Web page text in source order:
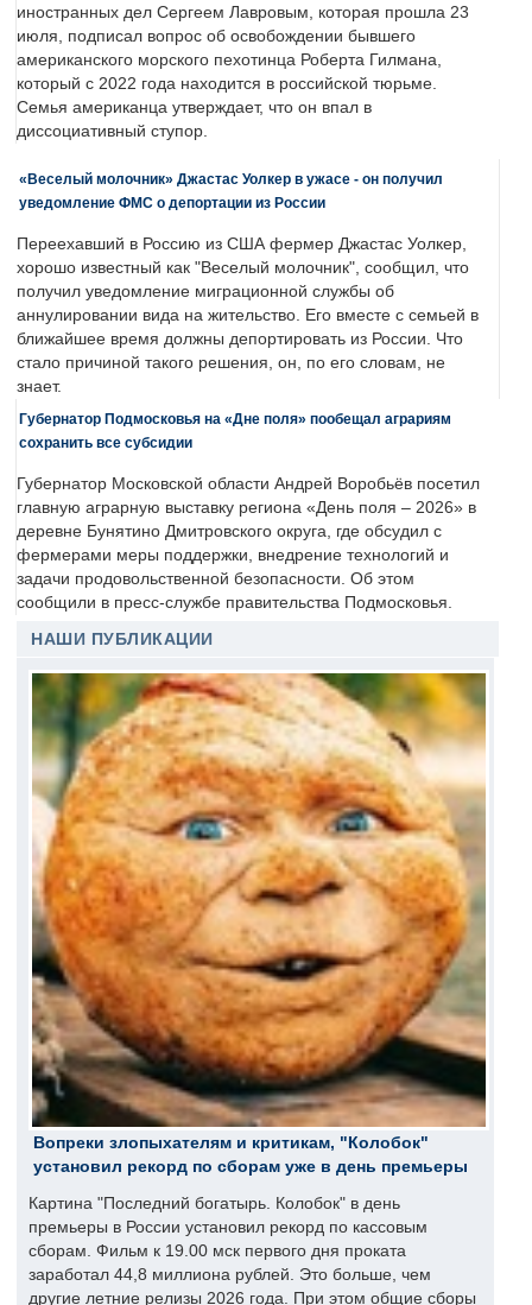
иностранных дел Сергеем Лавровым, которая прошла 23
июля, подписал вопрос об освобождении бывшего
американского морского пехотинца Роберта Гилмана,
который с 2022 года находится в российской тюрьме.
Семья американца утверждает, что он впал в
диссоциативный ступор.
«Веселый молочник» Джастас Уолкер в ужасе - он получил
уведомление ФМС о депортации из России
Переехавший в Россию из США фермер Джастас Уолкер,
хорошо известный как "Веселый молочник", сообщил, что
получил уведомление миграционной службы об
аннулировании вида на жительство. Его вместе с семьей в
ближайшее время должны депортировать из России. Что
стало причиной такого решения, он, по его словам, не
знает.
Губернатор Подмосковья на «Дне поля» пообещал аграриям
сохранить все субсидии
Губернатор Московской области Андрей Воробьёв посетил
главную аграрную выставку региона «День поля – 2026» в
деревне Бунятино Дмитровского округа, где обсудил с
фермерами меры поддержки, внедрение технологий и
задачи продовольственной безопасности. Об этом
сообщили в пресс-службе правительства Подмосковья.
НАШИ ПУБЛИКАЦИИ
Вопреки злопыхателям и критикам, "Колобок"
установил рекорд по сборам уже в день премьеры
Картина "Последний богатырь. Колобок" в день
премьеры в России установил рекорд по кассовым
сборам. Фильм к 19.00 мск первого дня проката
заработал 44,8 миллиона рублей. Это больше, чем
другие летние релизы 2026 года. При этом общие сборы